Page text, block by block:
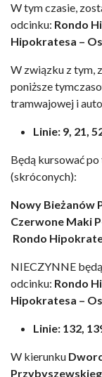
W tym czasie,
odcinku: Rondo
Hipokratesa –
W związku z tym,
poniższe
tramwajowej i
Linie: 9, 21,
Będą kursować
(skróconych):
Nowy Bieżanów
Czerwone Maki
Rondo
NIECZYNNE
odcinku: Rondo
Hipokratesa –
Linie: 132,
W kierunku